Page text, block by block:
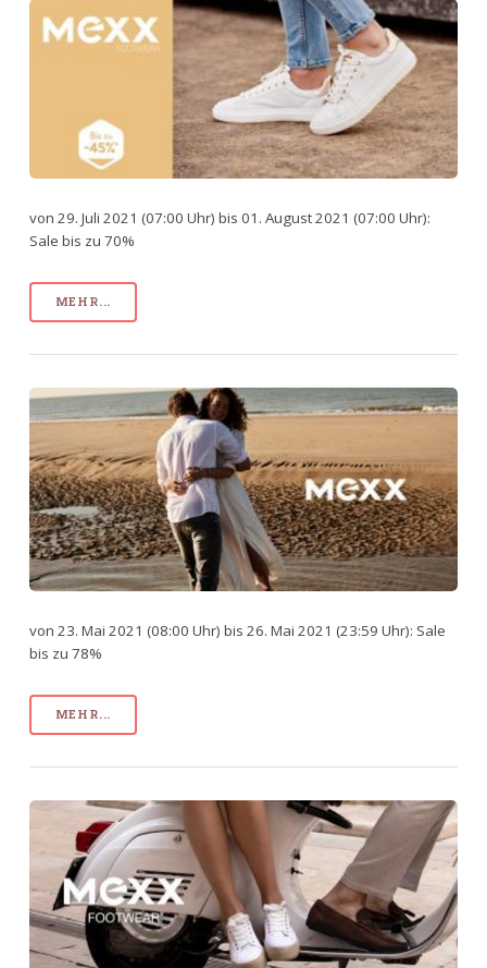
von 29. Juli 2021 (07:00 Uhr) bis 01. August 2021 (07:00 Uhr):
Sale bis zu 70%
MEHR...
von 23. Mai 2021 (08:00 Uhr) bis 26. Mai 2021 (23:59 Uhr): Sale
bis zu 78%
MEHR...